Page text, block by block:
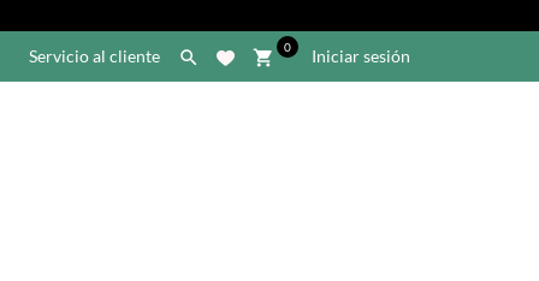
Servicio al cliente  shopping_cart 0 Iniciar sesión